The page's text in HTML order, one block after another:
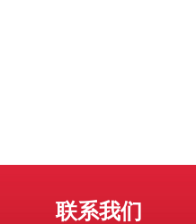
联系我们